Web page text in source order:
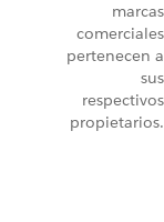
marcas
comerciales
pertenecen a
sus
respectivos
propietarios.